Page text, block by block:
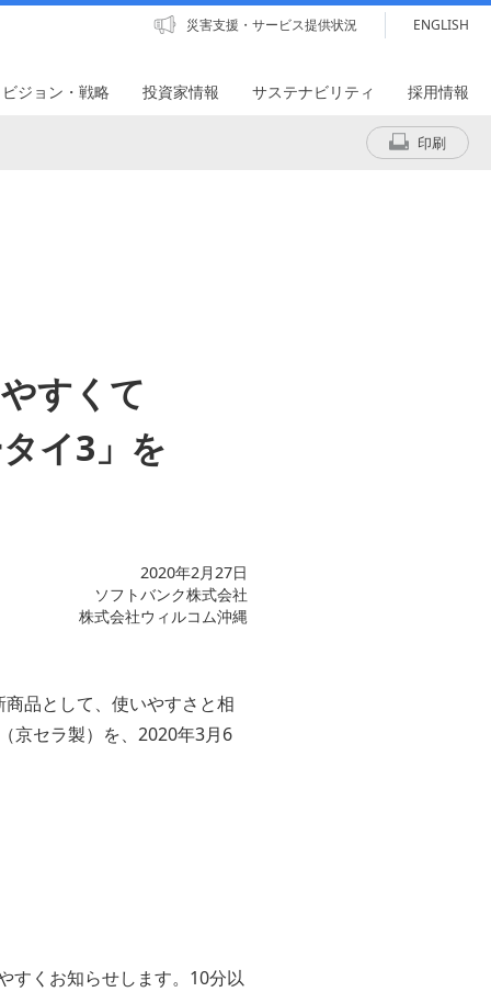
災害支援・サービス提供状況 ENGLISH
ジョン・戦略 投資家情報 サステナビリティ 採用情報
印刷
すくて
イ3」を
2020年2月27日
ソフトバンク株式会社
株式会社ウィルコム沖縄
品として、使いやすさと相
京セラ製）を、2020年3月6
すくお知らせします。10分以